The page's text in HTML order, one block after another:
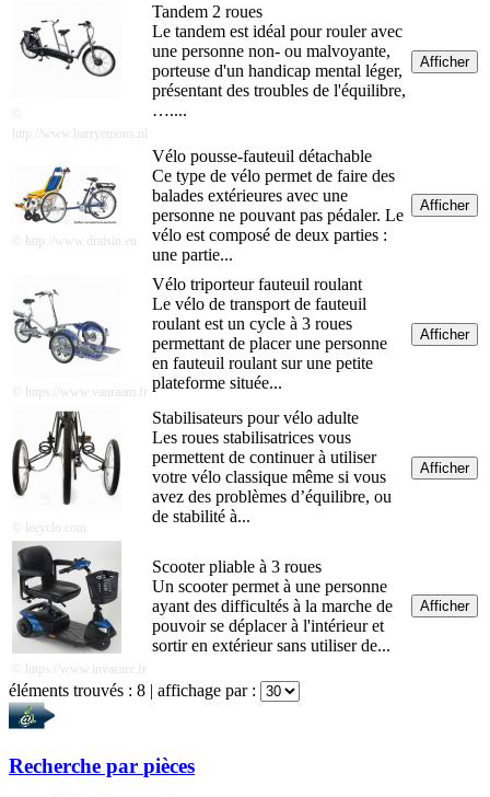
http://www.barryemons.nl
Tandem 2 roues
Le tandem est idéal pour rouler avec
une personne non- ou malvoyante,
porteuse d'un handicap mental léger,
présentant des troubles de l'équilibre,
…....
Afficher
© http://www.draisin.eu
Vélo pousse-fauteuil détachable
Ce type de vélo permet de faire des
balades extérieures avec une
personne ne pouvant pas pédaler. Le
vélo est composé de deux parties :
une partie...
Afficher
© https://www.vanraam.fr
Vélo triporteur fauteuil roulant
Le vélo de transport de fauteuil
roulant est un cycle à 3 roues
permettant de placer une personne
en fauteuil roulant sur une petite
plateforme située...
Afficher
© lecyclo.com
Stabilisateurs pour vélo adulte
Les roues stabilisatrices vous
permettent de continuer à utiliser
votre vélo classique même si vous
avez des problèmes d’équilibre, ou
de stabilité à...
Afficher
© https://www.invacare.fr
Scooter pliable à 3 roues
Un scooter permet à une personne
ayant des difficultés à la marche de
pouvoir se déplacer à l'intérieur et
sortir en extérieur sans utiliser de...
Afficher
éléments trouvés : 8 | affichage par :
Recherche par pièces